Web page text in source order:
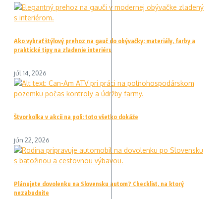
Ako vybrať štýlový prehoz na gauč do obývačky: materiály, farby a
praktické tipy na zladenie interiéru
júl 14, 2026
Štvorkolka v akcii na poli: toto všetko dokáže
jún 22, 2026
Plánujete dovolenku na Slovensku autom? Checklist, na ktorý
nezabudnite